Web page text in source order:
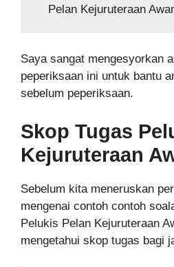
Pelan Kejuruteraan
Saya sangat mengesyorkan
peperiksaan ini untuk bantu
sebelum peperiksaan.
Skop Tugas
Kejuruteraan
Sebelum kita meneruskan
mengenai contoh contoh
Pelukis Pelan Kejuruteraan
mengetahui skop tugas bagi